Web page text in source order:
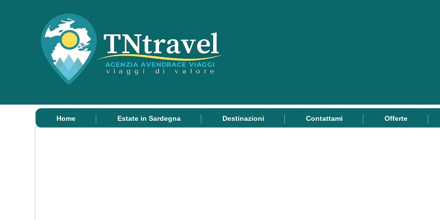
Home Estate in Sardegna Destinazioni Contattami Offerte